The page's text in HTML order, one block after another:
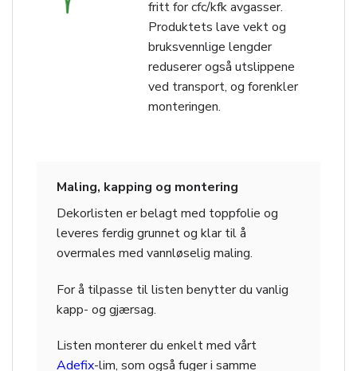
fritt for cfc/kfk avgasser.
Produktets lave vekt og
bruksvennlige lengder
reduserer også utslippene
ved transport, og forenkler
monteringen.
Maling, kapping og montering
Dekorlisten er belagt med toppfolie og
leveres ferdig grunnet og klar til å
overmales med vannløselig maling.
For å tilpasse til listen benytter du vanlig
kapp- og gjærsag.
Listen monterer du enkelt med vårt
Adefix-lim, som også fuger i samme